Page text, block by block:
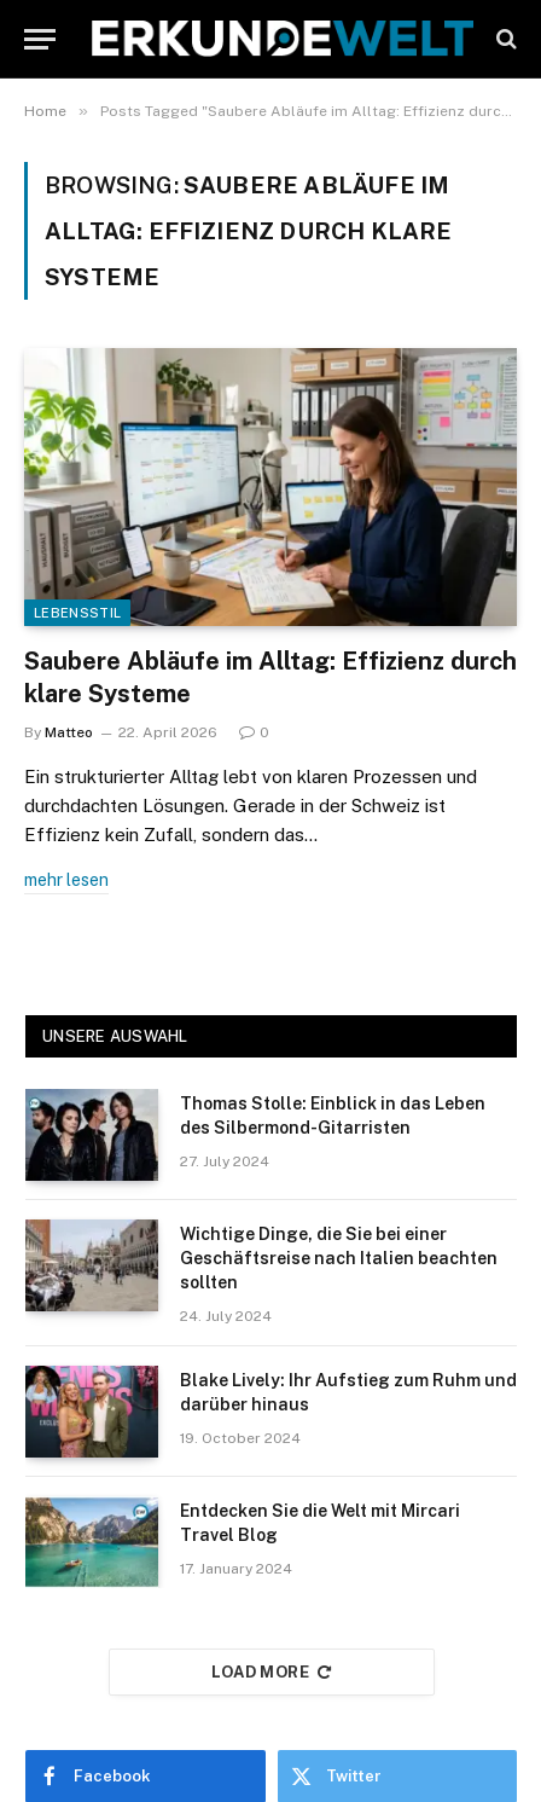
Home » Posts Tagged "Saubere Abläufe im Alltag: Effizienz durch klare Systeme"
BROWSING:SAUBERE ABLÄUFE IM
ALLTAG: EFFIZIENZ DURCH KLARE
SYSTEME
LEBENSSTIL
Saubere Abläufe im Alltag: Effizienz durch
klare Systeme
By Matteo 22. April 2026 0
Ein strukturierter Alltag lebt von klaren Prozessen und
durchdachten Lösungen. Gerade in der Schweiz ist
Effizienz kein Zufall, sondern das…
mehr lesen
UNSERE AUSWAHL
Thomas Stolle: Einblick in das Leben
des Silbermond-Gitarristen
27. July 2024
Wichtige Dinge, die Sie bei einer
Geschäftsreise nach Italien beachten
sollten
24. July 2024
Blake Lively: Ihr Aufstieg zum Ruhm und
darüber hinaus
19. October 2024
Entdecken Sie die Welt mit Mircari
Travel Blog
17. January 2024
LOAD MORE
Facebook Twitter